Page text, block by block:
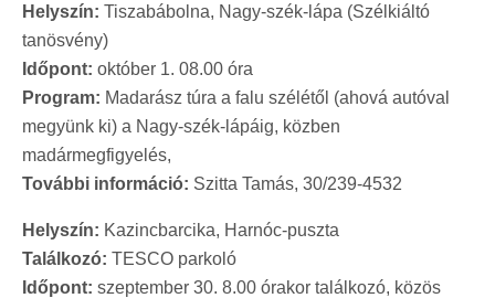
Helyszín: Tiszabábolna, Nagy-szék-lápa (Szélkiáltó
tanösvény)
Időpont: október 1. 08.00 óra
Program: Madarász túra a falu szélétől (ahová autóval
megyünk ki) a Nagy-szék-lápáig, közben
madármegfigyelés,
További információ: Szitta Tamás, 30/239-4532
Helyszín: Kazincbarcika, Harnóc-puszta
Találkozó: TESCO parkoló
Időpont: szeptember 30. 8.00 órakor találkozó, közös